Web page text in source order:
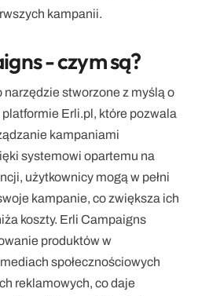
kampanii.
- czym są?
narzędzie stworzone z myślą o
Erli.pl, które pozwala
kampaniami
systemowi opartemu na
użytkownicy mogą w pełni
kampanie, co zwiększa ich
koszty. Erli Campaigns
produktów w
społecznościowych
reklamowych, co daje